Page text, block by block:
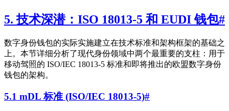
5. 技术深潜：ISO 18013-5 和 EUDI 钱包#
数字身份钱包的实际实施建立在技术标准和架构框架的基础之
上。本节详细分析了现代身份领域中两个最重要的支柱：用于
移动驾照的 ISO/IEC 18013-5 标准和即将推出的欧盟数字身份
钱包的架构。
5.1 mDL 标准 (ISO/IEC 18013-5)#